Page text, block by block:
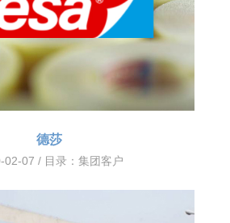
德莎
02-07 / 目录： 集团客户